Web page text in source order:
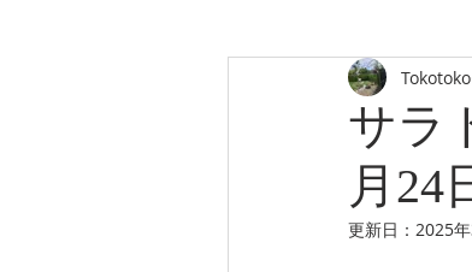
TEA HOUSE
サラ
月24
Tokotoko
更新日： 2025